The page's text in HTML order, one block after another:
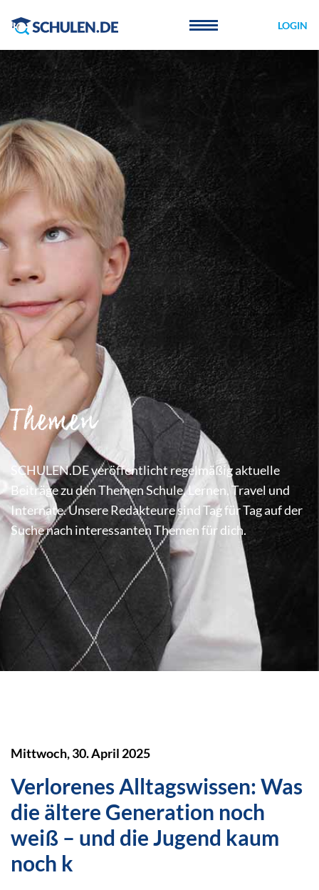
LOGIN
Themen
SCHULEN.DE veröffentlicht regelmäßig aktuelle
Beiträge zu den Themen Schule, Lernen, Travel und
Internate. Unsere Redakteure sind Tag für Tag auf der
Suche nach interessanten Themen für dich.
Mittwoch, 30. April 2025
Verlorenes Alltagswissen: Was
die ältere Generation noch
weiß – und die Jugend kaum
noch k